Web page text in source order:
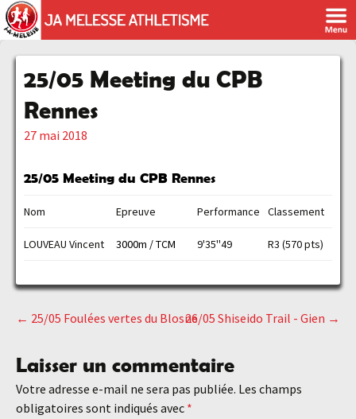
25/05 Meeting du CPB
Rennes
27 mai 2018
25/05 Meeting du CPB Rennes
Nom Epreuve Performance Classement
LOUVEAU Vincent 3000m / TCM 9'35''49 R3 (570 pts)
Navigation
des
← 25/05 Foulées vertes du Blosne26/05 Shiseido Trail - Gien →
Laisser un commentaire
Votre adresse e-mail ne sera pas publiée. Les champs
obligatoires sont indiqués avec *